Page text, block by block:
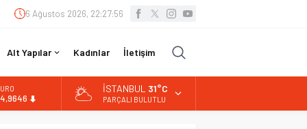
6 Ağustos 2026, 22:27:57
Alt Yapılar Kadınlar İletişim
İSTANBUL 31°C
PARÇALI BULUTLU